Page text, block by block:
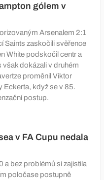
gólem v
Arsenalem 2:1
Saints zaskočili svěřence
White podskočil centr a
však dokázali v druhém
proměnil Viktor
Eckerta, když se v 85.
postup.
v FA Cupu nedala
a bez problémů si zajistila
poločase postupně